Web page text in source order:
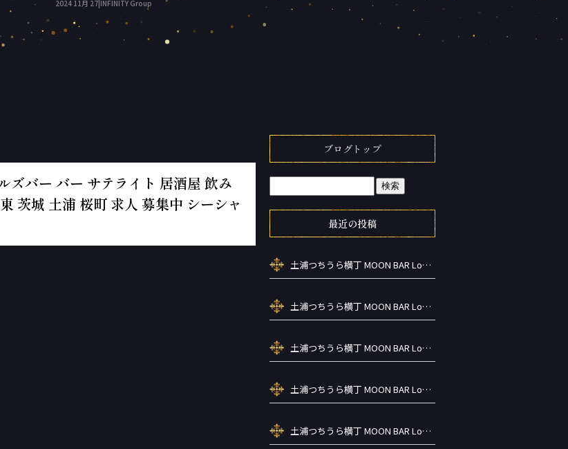
2024 11月 27|INFINITY Group
バー バー サテライト 居酒屋 飲み
茨城 土浦 桜町 求人 募集中 シーシャ
ブログトップ
最近の投稿
土浦つちうら横丁 MOON BAR Lounge ーズメントBAR シーシャカラ オケお酒
土浦つちうら横丁 MOON BAR Lounge ーズメントBAR シーシャカラ オケお酒
土浦つちうら横丁 MOON BAR Lounge ーズメントBAR シーシャカラ オケお酒
土浦つちうら横丁 MOON BAR Lounge ーズメントBAR シーシャカラ オケお酒
土浦つちうら横丁 MOON BAR Lounge ーズメントBAR シーシャカラ オケお酒